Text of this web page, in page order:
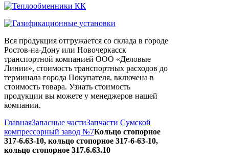
Вся продукция отгружается со склада в городе
Ростов-на-Дону или Новочеркасск
транспортной компанией ООО «Деловые
Линии», стоимость транспортных расходов до
терминала города Покупателя, включена в
стоимость товара. Узнать стоимость
продукции вы можете у менеджеров нашей
компании.
ГлавнаяЗапасные частиЗапчасти Сумской
компрессорный завод №7Кольцо стопорное
317-6.63-10, кольцо стопорное 317-6-63-10,
кольцо стопорное 317.6.63.10